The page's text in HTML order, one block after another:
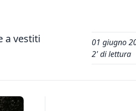
a vestiti
01 giugno
2' di lettura